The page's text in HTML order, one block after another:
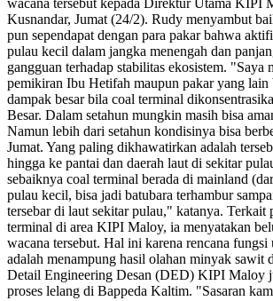
Kusnandar, Jumat (24/2). Rudy menyambut
pun sependapat dengan para pakar bahwa
pulau kecil dalam jangka menengah dan
gangguan terhadap stabilitas ekosistem. "Saya
pemikiran Ibu Hetifah maupun pakar yang lain
dampak besar bila coal terminal
Besar. Dalam setahun mungkin masih bisa
Namun lebih dari setahun kondisinya bisa
Jumat. Yang paling dikhawatirkan adalah
hingga ke pantai dan daerah laut di sekitar
sebaiknya coal terminal berada di mainland
pulau kecil, bisa jadi batubara terhambur
tersebar di laut sekitar pulau," katanya. Terkait
terminal di area KIPI Maloy, ia menyatakan
wacana tersebut. Hal ini karena rencana
adalah menampung hasil olahan minyak sawit
Detail Engineering Desan (DED) KIPI Maloy
proses lelang di Bappeda Kaltim. "Sasaran